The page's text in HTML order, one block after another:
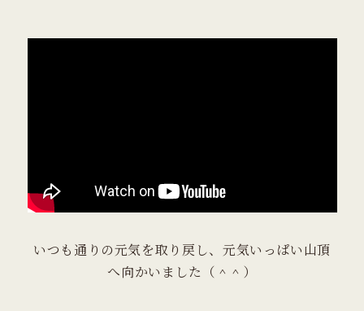
​いつも通りの元気を取り戻し、元気いっぱい山頂
へ向かいました（＾＾）